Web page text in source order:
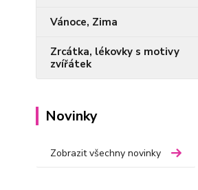
Vánoce, Zima
Zrcátka, lékovky s motivy
zvířátek
Novinky
Zobrazit všechny novinky